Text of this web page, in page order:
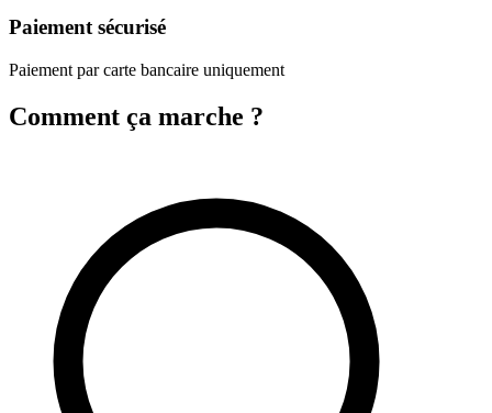
Paiement sécurisé
Paiement par carte bancaire uniquement
Comment ça marche ?